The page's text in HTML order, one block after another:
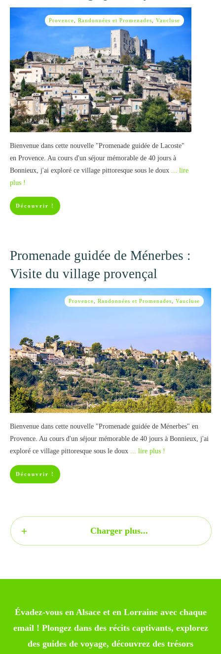
Provence Randonnées et Promenades Vaucluse
Bienvenue dans cette nouvelle "Promenade guidée de Lacoste"
en Provence. Au cours d'un séjour mémorable de 40 jours à
Bonnieux, j'ai exploré ce village pittoresque sous le doux ... lire
plus !
Découvrir !
Promenade guidée de Ménerbes :
Visite du village provençal
Provence Randonnées et Promenades Vaucluse
Bienvenue dans cette nouvelle "Promenade guidée de Ménerbes" en
Provence. Au cours d'un séjour mémorable de 40 jours à Bonnieux, j'ai
exploré ce village pittoresque sous le doux ... lire plus !
Découvrir !
Charger plus...
Évadez-vous en Alsace et en Lorraine avec chaque
email ! Plongez dans des récits captivants, explorez
des guides de voyage, découvrez des trésors